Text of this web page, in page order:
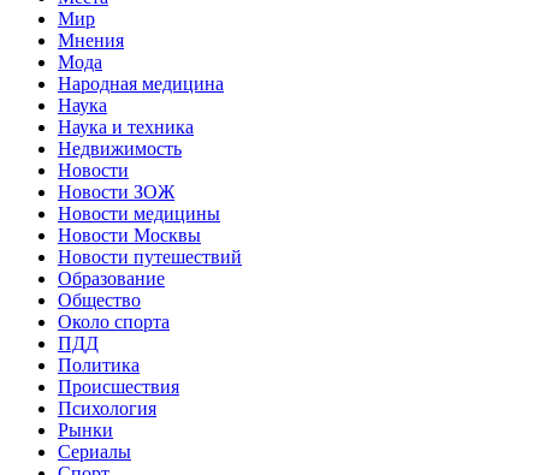
Мир
Мнения
Мода
Народная медицина
Наука
Наука и техника
Недвижимость
Новости
Новости ЗОЖ
Новости медицины
Новости Москвы
Новости путешествий
Образование
Общество
Около спорта
ПДД
Политика
Происшествия
Психология
Рынки
Сериалы